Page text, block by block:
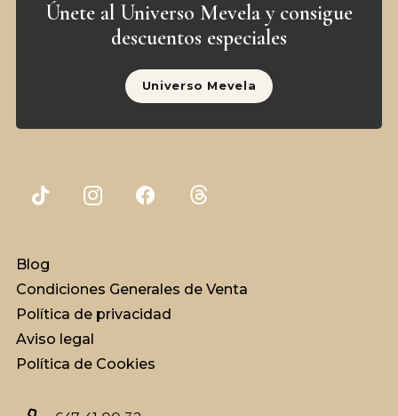
Únete al Universo Mevela y consigue
descuentos especiales
Universo Mevela
Blog
Condiciones Generales de Venta
Política de privacidad
Aviso legal
Política de Cookies